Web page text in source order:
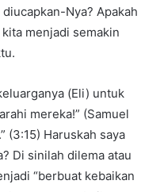
Nya? Apakah
menjadi semakin
(Eli) untuk
mereka!” (Samuel
(3:15) Haruskah saya
Di sinilah dilema atau
“berbuat kebaikan